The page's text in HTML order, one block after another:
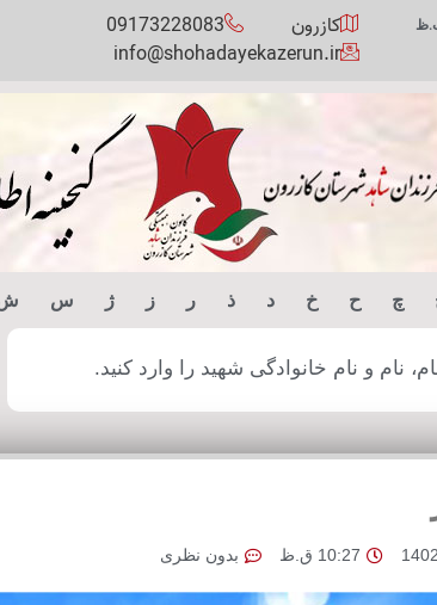
کازرون
09173228083
info@shohadayekazerun.ir
چ ح خ د ذ ر ز ژ س
نام و نام خانوادگی شهید را وارد کنید.
10:27 ق.ظ بدون نظری